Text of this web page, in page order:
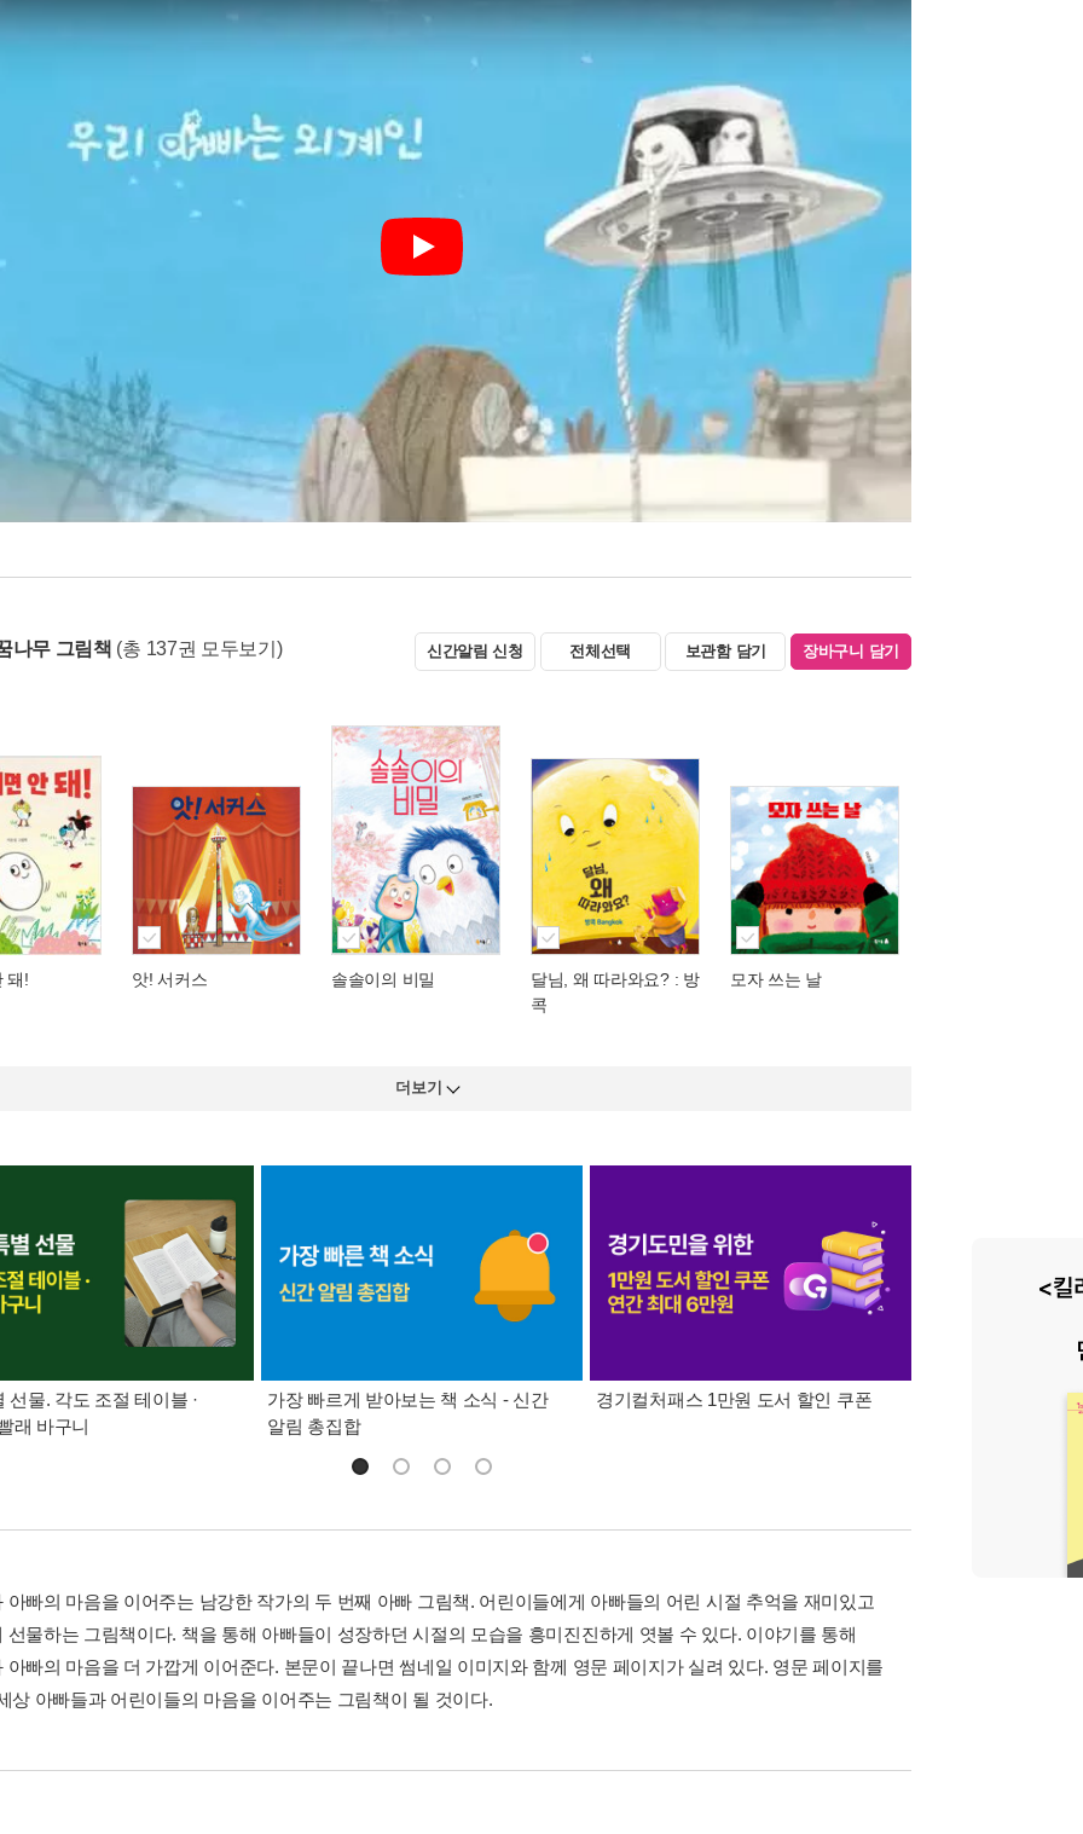
Play
나무 그림책 (총 137권 모두보기) 신간알림 신청 전체선택 보관함 담기 장바구니 담기
돼! 앗! 서커스 솔솔이의 비밀
달님, 왜 따라와요? : 방
콕
모자 쓰는 날
더보기
선물. 각도 조절 테이블 ·
래 바구니
가장 빠르게 받아보는 책 소식 - 신간
알림 총집합
경기컬처패스 1만원 도서 할인 쿠폰 삼성카드가 쏜다! 알
아빠의 마음을 이어주는 남강한 작가의 두 번째 아빠 그림책. 어린이들에게 아빠들의 어린 시절 추억을 재미있고
선물하는 그림책이다. 책을 통해 아빠들이 성장하던 시절의 모습을 흥미진진하게 엿볼 수 있다. 이야기를 통해
아빠의 마음을 더 가깝게 이어준다. 본문이 끝나면 썸네일 이미지와 함께 영문 페이지가 실려 있다. 영문 페이지를
상 아빠들과 어린이들의 마음을 이어주는 그림책이 될 것이다.